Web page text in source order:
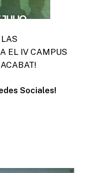
EL IV CAMPUS
Sociales!